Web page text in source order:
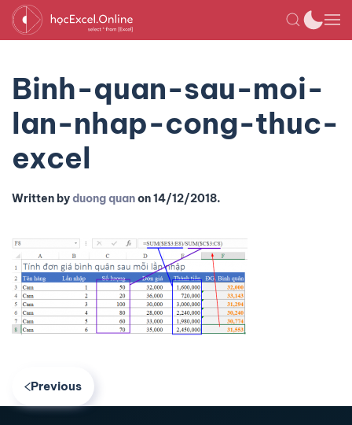
Binh-quan-sau-moi-
lan-nhap-cong-thuc-
excel
Written byduong quanon14/12/2018.
Previous